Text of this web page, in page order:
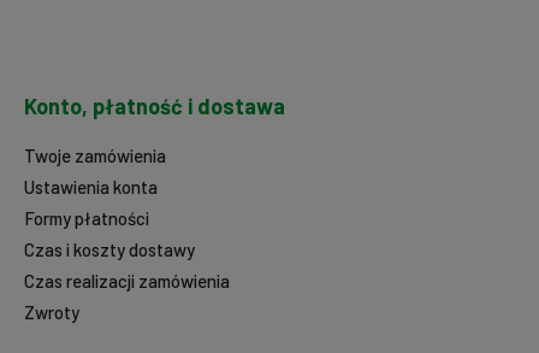
Konto, płatność i dostawa
Twoje zamówienia
Ustawienia konta
Formy płatności
Czas i koszty dostawy
Czas realizacji zamówienia
Zwroty